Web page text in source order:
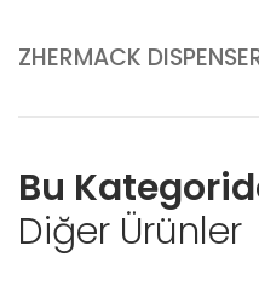
ZHERMACK
Bu
Diğer Ürünler